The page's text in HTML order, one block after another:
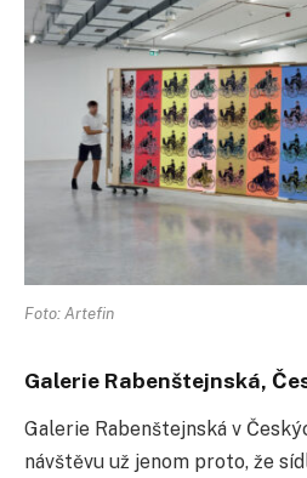
Foto: Artefin
Galerie Rabenštejnská,
Galerie Rabenštejnská v
návštěvu už jenom proto, že